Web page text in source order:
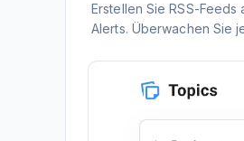
Erstellen Sie RSS-
Alerts. Überwachen Sie